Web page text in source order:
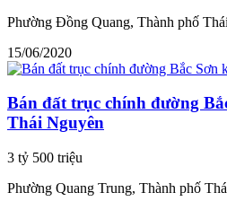
Phường Đồng Quang, Thành phố
15/06/2020
Bán đất trục chính đường
Thái Nguyên
3 tỷ 500 triệu
Phường Quang Trung, Thành phố